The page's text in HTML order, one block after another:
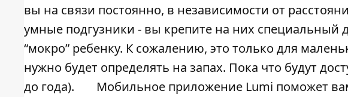
вы на связи постоянно, в независимости от
умные подгузники - вы крепите на них специальный
“мокро” ребенку. К сожалению, это только для
нужно будет определять на запах. Пока что будут
до года).
Мобильное приложение Lumi поможет